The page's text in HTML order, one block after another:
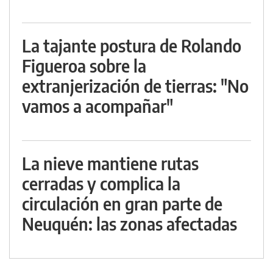
La tajante postura de Rolando
Figueroa sobre la
extranjerización de tierras: "No
vamos a acompañar"
La nieve mantiene rutas
cerradas y complica la
circulación en gran parte de
Neuquén: las zonas afectadas